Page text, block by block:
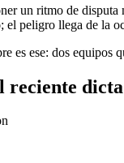
un ritmo de
el peligro llega de la
es ese: dos equipos
reciente